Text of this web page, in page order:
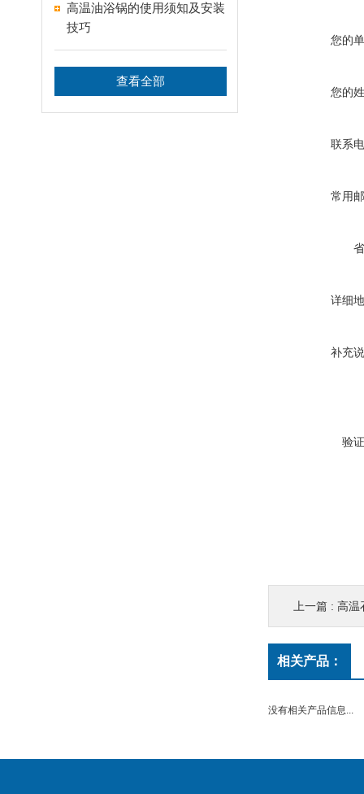
高温油浴锅的使用须知及安装
技巧
查看全部
您的
您的
联系
常用
详细
补充
验
上一篇 : 高温
相关产品：
没有相关产品信息...